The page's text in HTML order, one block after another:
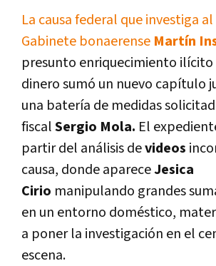
La causa federal que investiga
Gabinete bonaerense Martín
presunto enriquecimiento ilícito
dinero sumó un nuevo capítulo
una batería de medidas
fiscalSergio Mola. El
partir del análisis devideos
causa, donde apareceJesica
Cirio manipulando grandes
en un entorno doméstico,
a poner la investigación en el
escena.